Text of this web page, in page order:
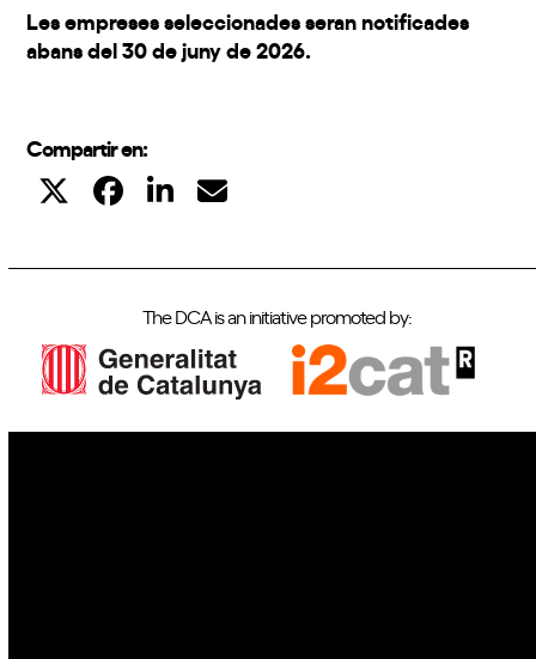
Les empreses seleccionades seran notificades
abans del 30 de juny de 2026.
Compartir en:
The DCA is an initiative promoted by: